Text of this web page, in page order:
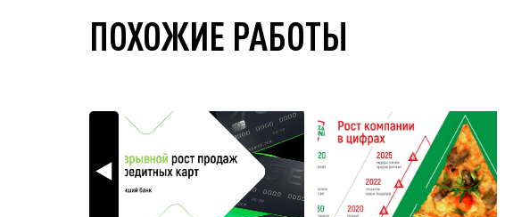
ПОХОЖИЕ РАБОТЫ